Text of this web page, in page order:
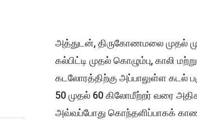
அத்துடன், திருகோணமலை முதல்
கல்பிட்டி முதல் கொழும்பு, காலி
கடலோரத்திற்கு அப்பாலுள்ள கடல்
50 முதல் 60 கிலோமீற்றர் வரை
அவ்வப்போது கொந்தளிப்பாகக்